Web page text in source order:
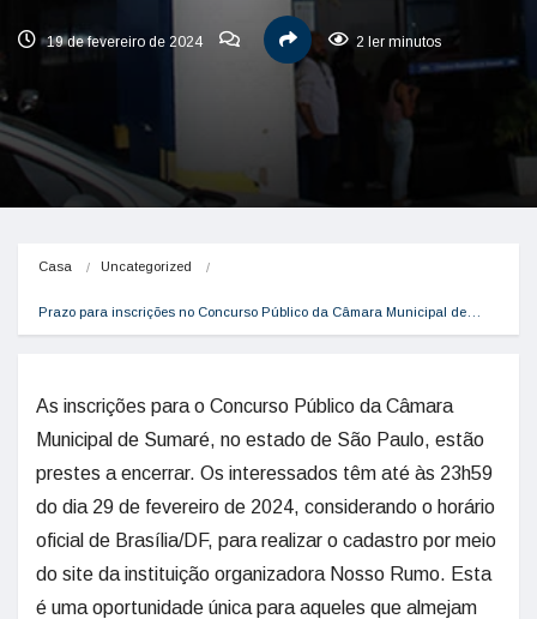
19 de fevereiro de 2024 2 ler minutos
Casa Uncategorized
Prazo para inscrições no Concurso Público da Câmara Municipal de…
As inscrições para o Concurso Público da Câmara
Municipal de Sumaré, no estado de São Paulo, estão
prestes a encerrar. Os interessados têm até às 23h59
do dia 29 de fevereiro de 2024, considerando o horário
oficial de Brasília/DF, para realizar o cadastro por meio
do site da instituição organizadora Nosso Rumo. Esta
é uma oportunidade única para aqueles que almejam